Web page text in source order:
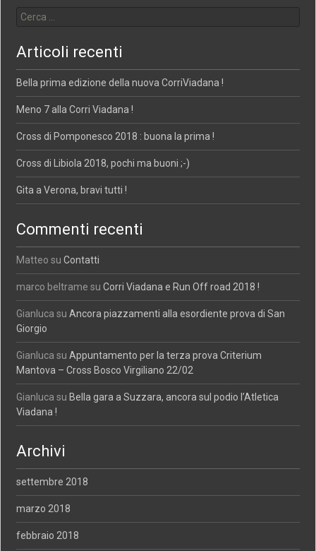
Articoli recenti
Bella prima edizione della nuova CorriViadana !
Meno 7 alla Corri Viadana !
Cross di Pomponesco 2018 : buona la prima !
Cross di Libiola 2018, pochi ma buoni ;-)
Gita a Verona, bravi tutti !
Commenti recenti
Matteo suContatti
marco beltrame suCorri Viadana e Run Off road 2018 !
Gianluca suAncora piazzamenti alla esordiente prova di San
Giorgio
Gianluca suAppuntamento per la terza prova Criterium
Mantova – Cross Bosco Virgiliano 22/02
Gianluca su Bella gara a Suzzara, ancora sul podio l’Atletica
Viadana !
Archivi
settembre 2018
marzo 2018
febbraio 2018